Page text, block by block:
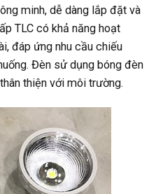
minh, dễ dàng lắp đặt và
TLC có khả năng hoạt
đáp ứng nhu cầu chiếu
Đèn sử dụng bóng đèn
thiện với môi trường.